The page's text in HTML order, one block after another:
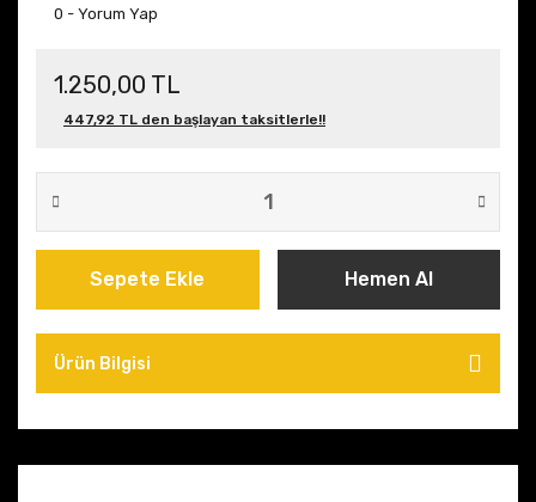
0 - Yorum Yap
1.250,00 TL
447,92 TL den başlayan taksitlerle!!
Sepete Ekle Hemen Al
Ürün Bilgisi